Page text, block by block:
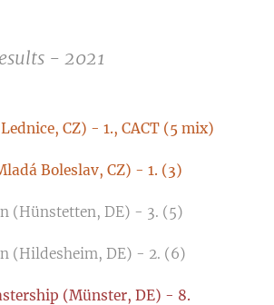
- 2021
CZ) - 1., CACT (5 mix)
Boleslav, CZ) - 1. (3)
(Hünstetten, DE) - 3. (5)
(Hildesheim, DE) - 2. (6)
(Münster, DE) - 8.